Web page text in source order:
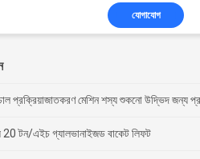
যোগাযোগ
প্রক্রিয়াজাতকরণ মেশিন শস্য শুকনো উদ্ভিদ জন্য
20 টন/এইচ গ্যালভানাইজড বাকেট লিফট